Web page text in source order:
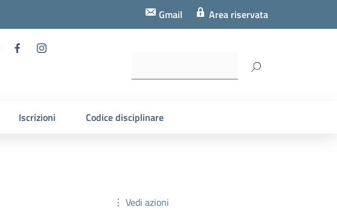
Gmail Area riservata
Iscrizioni Codice disciplinare
⋮ Vedi azioni